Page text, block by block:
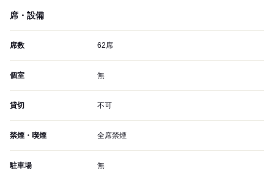
席・設備
席数 62席
個室 無
貸切 不可
禁煙・喫煙 全席禁煙
駐車場 無